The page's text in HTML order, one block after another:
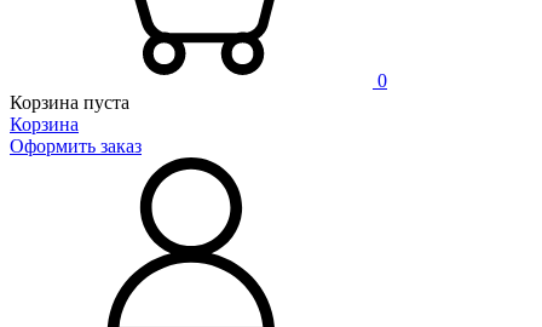
0
Корзина пуста
Корзина
Оформить заказ